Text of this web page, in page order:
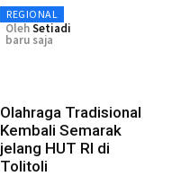
REGIONAL
OlehSetiadi
baru saja
Olahraga Tradisional
Kembali Semarak
jelang HUT RI di
Tolitoli